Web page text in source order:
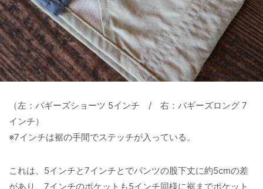
（左：バギーズショーツ 5インチ / 右：バギーズロング 7
インチ）
※7インチは裾の手間でステッチが入っている。
これは、5インチと7インチとでパンツの股下丈に約5cmの差
があり、7インチのポケットも5インチ同様に裾までポケット